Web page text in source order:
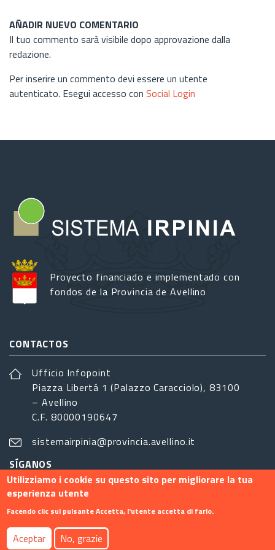
AÑADIR NUEVO COMENTARIO
Il tuo commento sarà visibile dopo approvazione dalla
redazione.
Per inserire un commento devi essere un utente
autenticato. Esegui accesso con Social Login
Proyecto financiado e implementado con
fondos de la Provincia de Avellino
CONTACTOS
Ufficio Infopoint
Piazza Libertá 1 (Palazzo Caracciolo), 83100
– Avellino
C.F. 80000190647
sistemairpinia@provincia.avellino.it
SÍGANOS
Footer menu
Contacto Info
Utilizziamo i cookie su questo sito per migliorare la tua
esperienza utente
Facendo clic sul pulsante Accetta, l'utente accetta di farlo.
Aceptar No, grazie